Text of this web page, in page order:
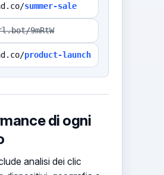
summer-sale
9mRtW
product-launch
di ogni
analisi dei clic